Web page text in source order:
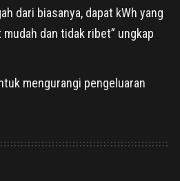
dari biasanya, dapat kWh yang
dan tidak ribet” ungkap
mengurangi pengeluaran